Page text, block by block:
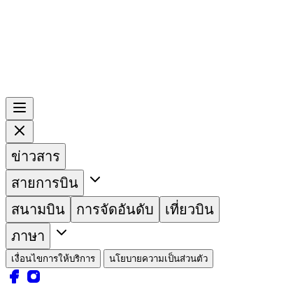
ข่าวสาร
สายการบิน
สนามบิน
การจัดอันดับ
เที่ยวบิน
ภาษา
เงื่อนไขการให้บริการ นโยบายความเป็นส่วนตัว